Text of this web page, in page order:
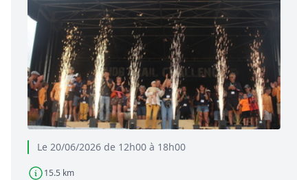
Le 20/06/2026 de 12h00 à 18h00
15.5 km